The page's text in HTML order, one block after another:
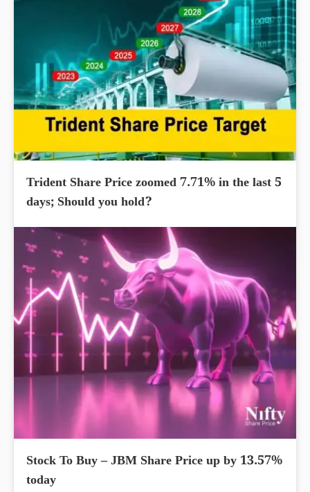
Trident Share Price zoomed 7.71% in the last 5
days; Should you hold?
Stock To Buy – JBM Share Price up by 13.57%
today